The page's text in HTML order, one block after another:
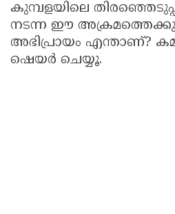
കുമ്പളയിലെ
നടന്ന ഈ
അഭിപ്രായം എന്താണ്?
ഷെയർ ചെയ്യൂ.